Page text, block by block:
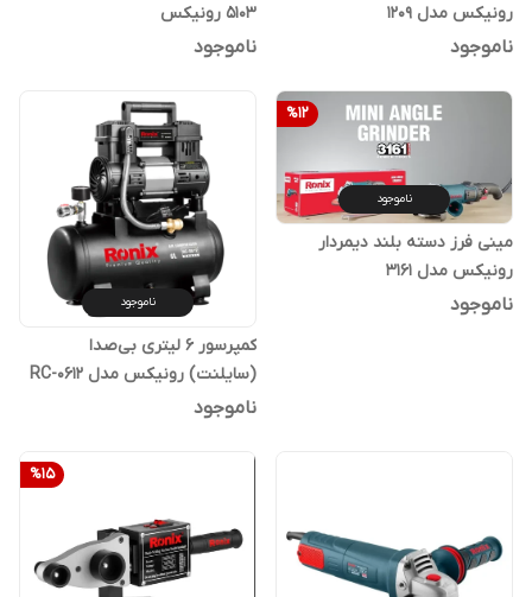
رونیکس مدل 1209
ناموجود
5103 رونیکس
ناموجود
%12
ناموجود
مینی فرز دسته بلند دیمردار
رونیکس مدل 3161
ناموجود ناموجود
کمپرسور 6 لیتری بی‌صدا
(سایلنت) رونیکس مدل RC-0612
ناموجود
%15